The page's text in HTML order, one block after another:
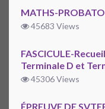
MATHS-
45683 Views
FASCICULE-
Terminale D et
45306 Views
ÉPREUVE DE